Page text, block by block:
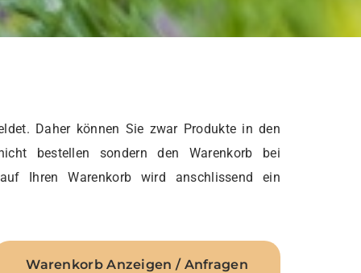
Daher können Sie zwar Produkte in den
bestellen sondern den Warenkorb bei
Ihren Warenkorb wird anschlissend ein
Warenkorb Anzeigen / Anfragen